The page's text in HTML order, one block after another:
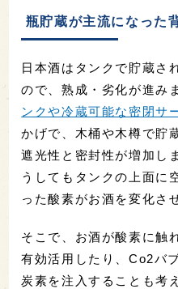
瓶貯蔵が主流になった
日本酒はタンクで貯蔵さ
ので、熟成・劣化が進み
ンクや冷蔵可能な密閉サ
かげで、木桶や木樽で貯
遮光性と密封性が増加し
うしてもタンクの上面に
った酸素がお酒を変化さ
そこで、お酒が酸素に触
有効活用したり、Co2バ
炭素を注入することも考